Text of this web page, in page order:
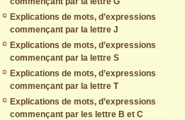
Explications de mots, d’expressions
commençant par la lettre J
Explications de mots, d’expressions
commençant par la lettre S
Explications de mots, d’expressions
commençant par la lettre T
Explications de mots, d’expressions
commençant par les lettre B et C